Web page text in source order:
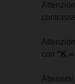
con "K